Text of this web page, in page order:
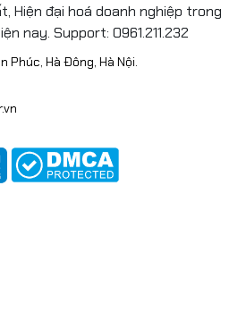
học
LG
B?
kế
cường độ cao
Hiện đại hoá doanh nghiệp trong
nay. Support: 0961.211.232
Phúc, Hà Đông, Hà Nội.